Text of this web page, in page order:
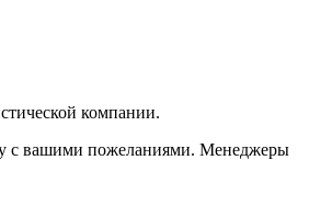
компании.
с вашими пожеланиями. Менеджеры